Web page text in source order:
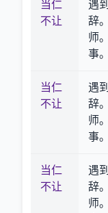
当仁
不让
遇
辞
师
事。
当仁
不让
遇
辞
师
事。
当仁
不让
遇
辞
师